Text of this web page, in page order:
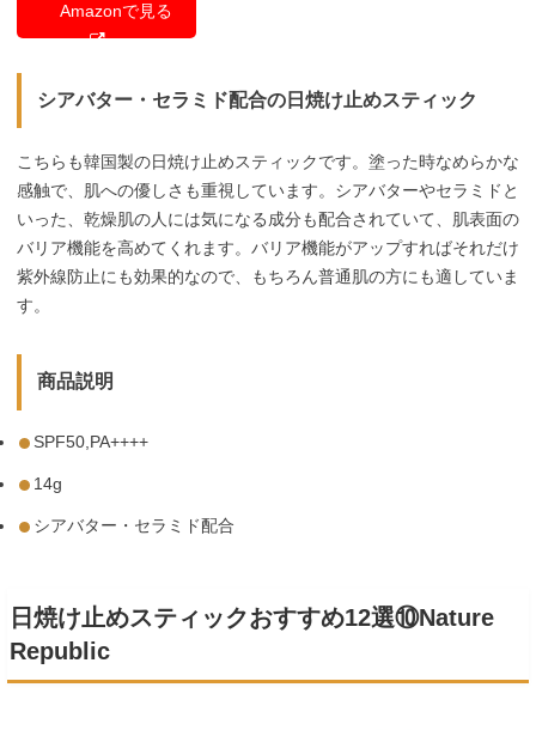
Amazonで見る
シアバター・セラミド配合の日焼け止めスティック
こちらも韓国製の日焼け止めスティックです。塗った時なめらかな
感触で、肌への優しさも重視しています。シアバターやセラミドと
いった、乾燥肌の人には気になる成分も配合されていて、肌表面の
バリア機能を高めてくれます。バリア機能がアップすればそれだけ
紫外線防止にも効果的なので、もちろん普通肌の方にも適していま
す。
商品説明
SPF50,PA++++
14g
シアバター・セラミド配合
日焼け止めスティックおすすめ12選⑩Nature
Republic